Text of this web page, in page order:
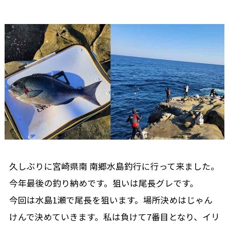
久しぶりに宮崎県南 南郷水島釣行に行って来ました。
今年最後の釣り納めです。狙いは尾長グレです。
今回は水島1瀬で尾長を狙います。場所決めはじゃん
けんで決めていきます。私は負けて7番目となり、イリ